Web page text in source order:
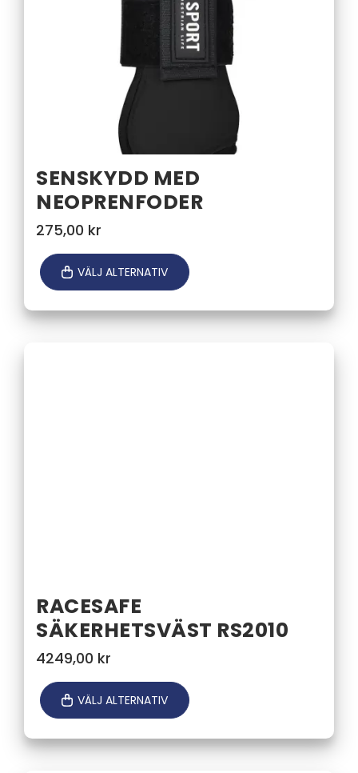
SENSKYDD MED
NEOPRENFODER
275,00 kr
VÄLJ ALTERNATIV
RACESAFE
SÄKERHETSVÄST RS2010
4249,00 kr
VÄLJ ALTERNATIV